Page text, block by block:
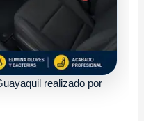
realizado por